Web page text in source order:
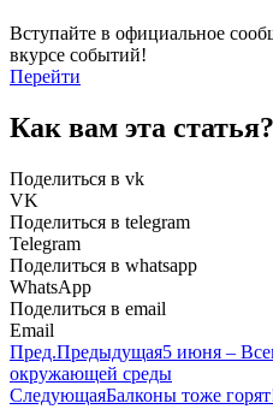
Вступайте в официальное
вкурсе событий!
Перейти
Как вам эта статья?
Поделиться в vk
VK
Поделиться в telegram
Telegram
Поделиться в whatsapp
WhatsApp
Поделиться в email
Email
Пред.Предыдущая5 июня –
окружающей среды
СледующаяБалконы тоже